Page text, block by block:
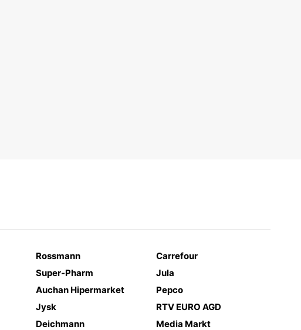
Rossmann
Carrefour
Super-Pharm
Jula
Auchan Hipermarket
Pepco
Jysk
RTV EURO AGD
Deichmann Media Markt